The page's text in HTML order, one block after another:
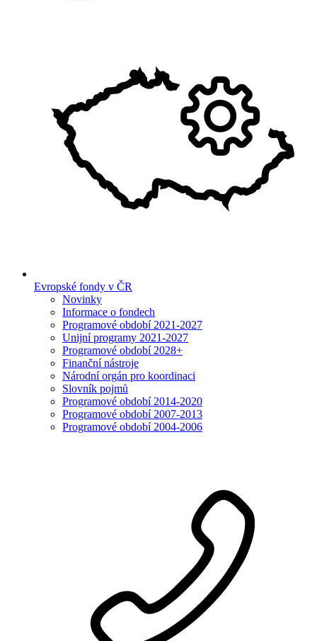
Evropské fondy v ČR
Novinky
Informace o fondech
Programové období 2021-2027
Unijní programy 2021-2027
Programové období 2028+
Finanční nástroje
Národní orgán pro koordinaci
Slovník pojmů
Programové období 2014-2020
Programové období 2007-2013
Programové období 2004-2006